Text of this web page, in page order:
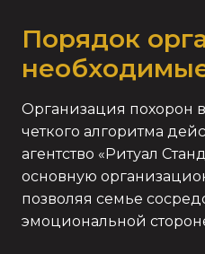
Порядок
Организация похорон
четкого алгоритма
агентство «Ритуал
основную
позволяя семье
эмоциональной